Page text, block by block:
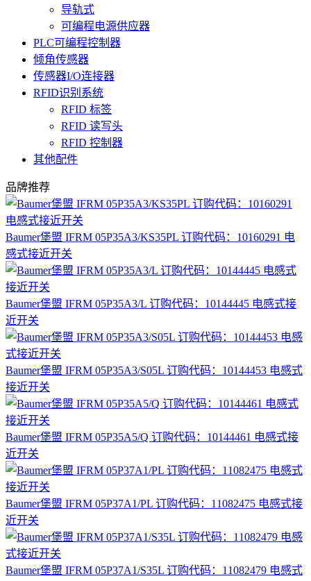
导轨式
可编程电源供应器
PLC可编程控制器
倾角传感器
传感器I/O连接器
RFID识别系统
RFID 标签
RFID 读写头
RFID 控制器
其他配件
品牌推荐
Baumer堡盟 IFRM 05P35A3/KS35PL 订购代码：10160291 电
感式接近开关
Baumer堡盟 IFRM 05P35A3/L 订购代码：10144445 电感式接
近开关
Baumer堡盟 IFRM 05P35A3/S05L 订购代码：10144453 电感式
接近开关
Baumer堡盟 IFRM 05P35A5/Q 订购代码：10144461 电感式接
近开关
Baumer堡盟 IFRM 05P37A1/PL 订购代码：11082475 电感式接
近开关
Baumer堡盟 IFRM 05P37A1/S35L 订购代码：11082479 电感式